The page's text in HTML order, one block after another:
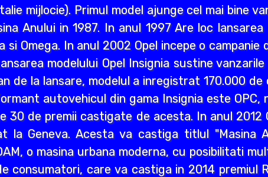
mijlocie). Primul model ajunge cel mai bine
Anului in 1987. In anul 1997 Are loc
Omega. In anul 2002 Opel incepe o campanie
modelului Opel Insignia sustine
de la lansare, modelul a inregistrat 170.000
autovehicul din gama Insignia este
30 de premii castigate de acesta. In anul 2012
la Geneva. Acesta va castiga titlul "Masina
o masina urbana moderna, cu posibilitati
consumatori, care va castiga in 2014 premiul